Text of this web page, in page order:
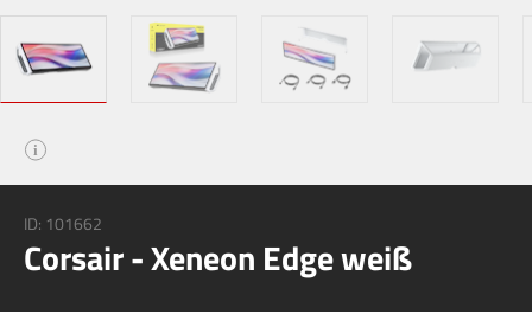
i
ID: 101662
Corsair - Xeneon Edge weiß